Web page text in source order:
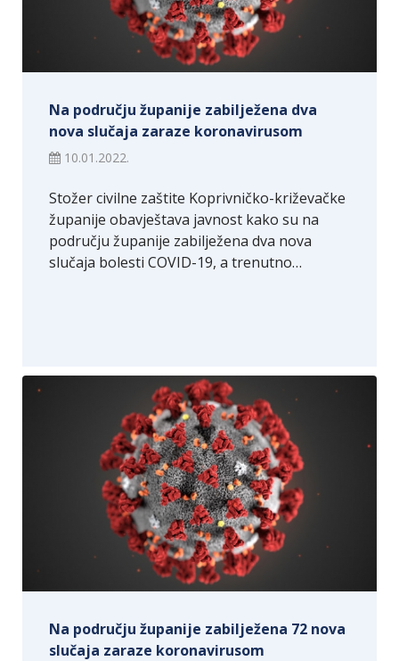
Na području županije zabilježena dva
nova slučaja zaraze koronavirusom
10.01.2022.
Stožer civilne zaštite Koprivničko-križevačke
županije obavještava javnost kako su na
području županije zabilježena dva nova
slučaja bolesti COVID-19, a trenutno…
Na području županije zabilježena 72 nova
slučaja zaraze koronavirusom